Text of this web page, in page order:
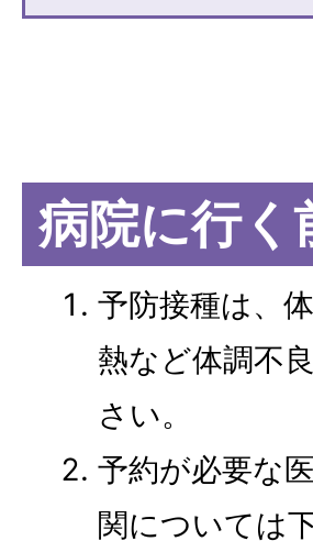
病院に行く
予防接種は、
熱など体調不
さい。
予約が必要な
関については